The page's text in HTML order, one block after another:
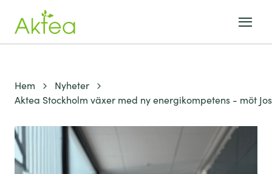
Hem
Nyheter
Aktea Stockholm växer med ny energikompetens - möt